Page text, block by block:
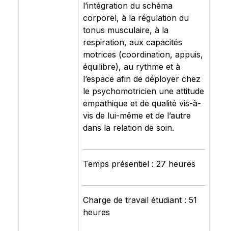
l’intégration du schéma
corporel, à la régulation du
tonus musculaire, à la
respiration, aux capacités
motrices (coordination, appuis,
équilibre), au rythme et à
l’espace afin de déployer chez
le psychomotricien une attitude
empathique et de qualité vis-à-
vis de lui-même et de l’autre
dans la relation de soin.
Temps présentiel : 27 heures
Charge de travail étudiant : 51
heures